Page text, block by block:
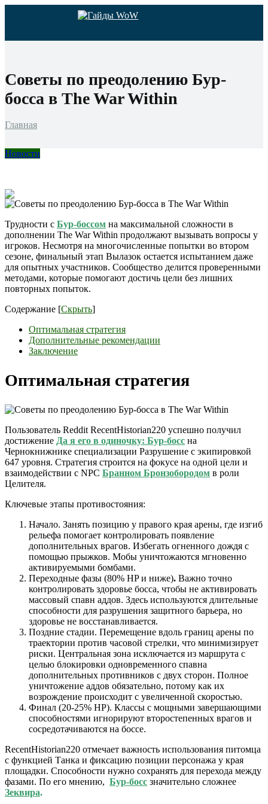
Советы по преодолению Бур-
босса в The War Within
Главная
Новости
Трудности с Бур-боссом на максимальной сложности в
дополнении The War Within продолжают вызывать вопросы у
игроков. Несмотря на многочисленные попытки во втором
сезоне, финальный этап Вылазок остается испытанием даже
для опытных участников. Сообщество делится проверенными
методами, которые помогают достичь цели без лишних
повторных попыток.
Содержание [Скрыть]
Оптимальная стратегия
Дополнительные рекомендации
Заключение
Оптимальная стратегия
Пользователь Reddit RecentHistorian220 успешно получил
достижение Да я его в одиночку: Бур-босс на
Чернокнижнике специализации Разрушение с экипировкой
647 уровня. Стратегия строится на фокусе на одной цели и
взаимодействии с NPC Бранном Бронзобородом в роли
Целителя.
Ключевые этапы противостояния:
Начало. Занять позицию у правого края арены, где изгиб
рельефа помогает контролировать появление
дополнительных врагов. Избегать огненного дождя с
помощью прыжков. Мобы уничтожаются мгновенно
активируемыми бомбами.
Переходные фазы (80% HP и ниже). Важно точно
контролировать здоровье босса, чтобы не активировать
массовый спавн аддов. Здесь используются длительные
способности для разрушения защитного барьера, но
здоровье не восстанавливается.
Поздние стадии. Перемещение вдоль границ арены по
траектории против часовой стрелки, что минимизирует
риски. Центральная зона исключается из маршрута с
целью блокировки одновременного спавна
дополнительных противников с двух сторон. Полное
уничтожение аддов обязательно, потому как их
возрождение происходит с увеличенной скоростью.
Финал (20-25% HP). Классы с мощными завершающими
способностями игнорируют второстепенных врагов и
сосредотачиваются на боссе.
RecentHistorian220 отмечает важность использования питомца
с функцией Танка и фиксацию позиции персонажа у края
площадки. Способности нужно сохранять для перехода между
фазами. По его мнению, Бур-босс значительно сложнее
Зеквира.